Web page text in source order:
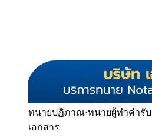
ทนายปฏิภาณ·ทนายผู้ทำคำรั
เอกสาร